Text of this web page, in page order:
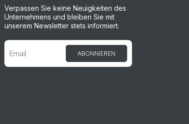
Verpassen Sie keine Neuigkeiten des
Unternehmens und bleiben Sie mit
unserem Newsletter stets informiert.